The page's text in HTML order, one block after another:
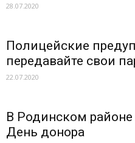
28.07.2020
Полицейские
передавайте свои
22.07.2020
В Родинском
День донора